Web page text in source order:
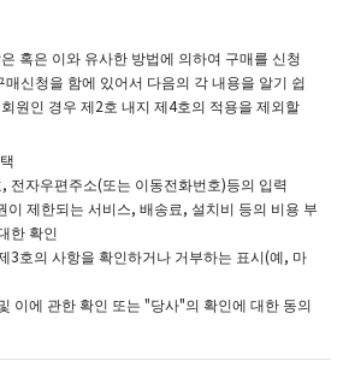
혹은 이와 유사한 방법에 의하여 구매를 신청
신청을 함에 있어서 다음의 각 내용을 알기 쉽
원인 경우 제2호 내지 제4호의 적용을 제외할
전자우편주소(또는 이동전화번호)등의 입력
이 제한되는 서비스, 배송료, 설치비 등의 비용 부
한 확인
3호의 사항을 확인하거나 거부하는 표시(예, 마
이에 관한 확인 또는 "당사"의 확인에 대한 동의